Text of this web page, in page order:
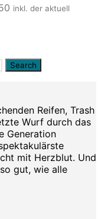
inkl. der aktuell
Reifen, Trash
Wurf durch das
Generation
mit Herzblut. Und
gut, wie alle